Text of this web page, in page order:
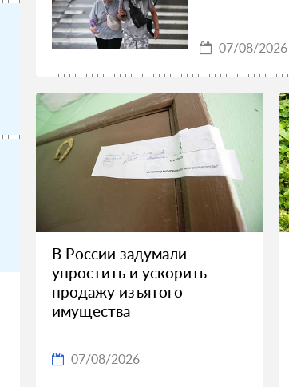
07/08/2026
В России задумали
упростить и ускорить
продажу изъятого
имущества
07/08/2026